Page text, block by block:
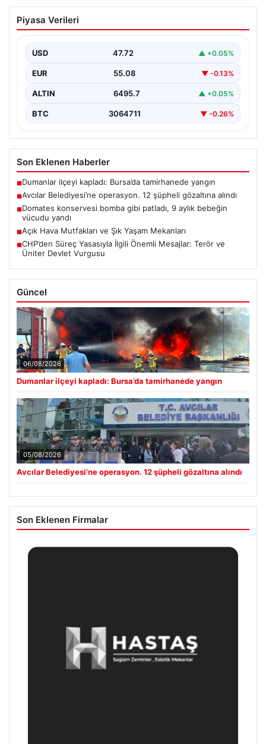
Avcılar Belediyesi’ne operasyon. 12
şüpheli gözaltına alındı
Piyasa Verileri
USD 47.72 ▲ +0.05%
EUR 55.08 ▼ -0.13%
ALTIN 6495.7 ▲ +0.05%
BTC 3064711 ▼ -0.26%
Son Eklenen Haberler
■Dumanlar ilçeyi kapladı: Bursa’da tamirhanede yangın
■Avcılar Belediyesi’ne operasyon. 12 şüpheli gözaltına alındı
■Domates konservesi bomba gibi patladı, 9 aylık bebeğin
vücudu yandı
■Açık Hava Mutfakları ve Şık Yaşam Mekanları
■CHP’den Süreç Yasasıyla İlgili Önemli Mesajlar: Terör ve
Üniter Devlet Vurgusu
Güncel
06/08/2026
Dumanlar ilçeyi kapladı: Bursa’da tamirhanede yangın
05/08/2026
Avcılar Belediyesi’ne operasyon. 12 şüpheli gözaltına alındı
Son Eklenen Firmalar